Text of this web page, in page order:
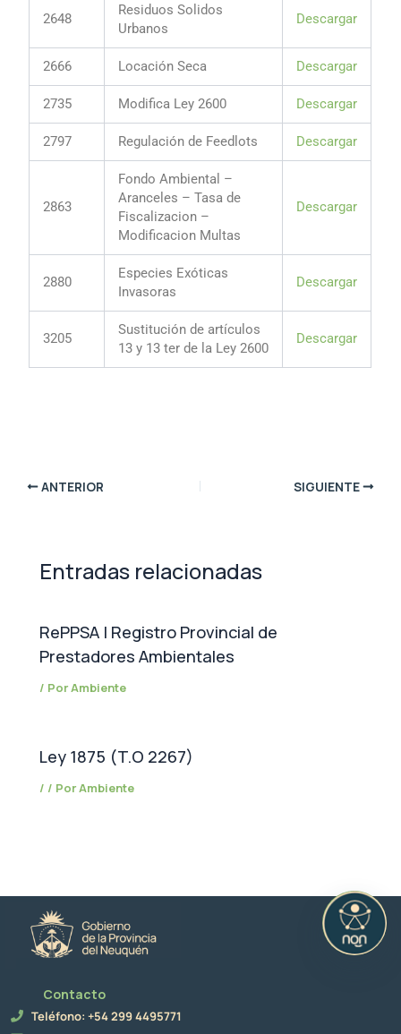
2648
Residuos Solidos
Urbanos
Descargar
2666 Locación Seca Descargar
2735 Modifica Ley 2600 Descargar
2797 Regulación de Feedlots Descargar
2863
Fondo Ambiental –
Aranceles – Tasa de
Fiscalizacion –
Modificacion Multas
Descargar
2880
Especies Exóticas
Invasoras
Descargar
3205
Sustitución de artículos
13 y 13 ter de la Ley 2600
Descargar
ANTERIOR SIGUIENTE
Entradas relacionadas
RePPSA | Registro Provincial de
Prestadores Ambientales
/ Por Ambiente
Ley 1875 (T.O 2267)
/ / PorAmbiente
Contacto
Teléfono: +54 299 4495771